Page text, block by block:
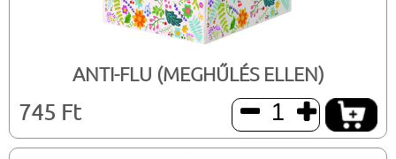
ANTI-FLU (MEGHŰLÉS ELLEN)
745 Ft  